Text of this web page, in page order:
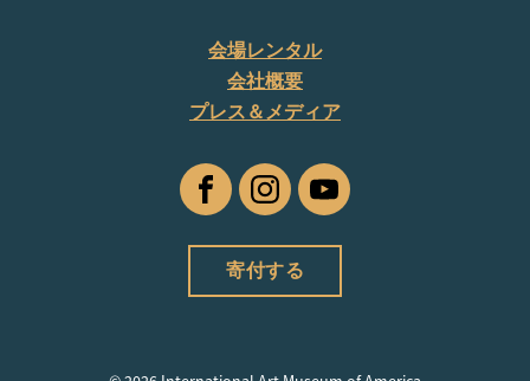
会場レンタル
会社概要
プレス＆メディア
フ
ス
イ
ス
タ
ユ
ュ
寄付する